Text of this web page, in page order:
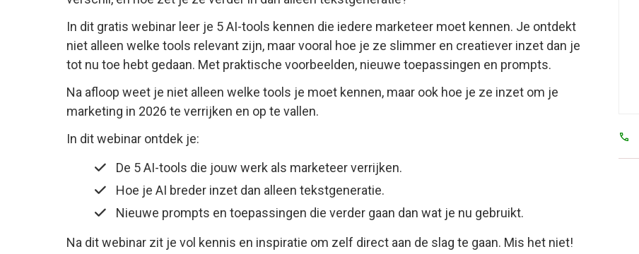
In dit gratis webinar leer je 5 AI-tools kennen die iedere marketeer moet kennen. Je ontdekt
niet alleen welke tools relevant zijn, maar vooral hoe je ze slimmer en creatiever inzet dan je
tot nu toe hebt gedaan. Met praktische voorbeelden, nieuwe toepassingen en prompts.
Na afloop weet je niet alleen welke tools je moet kennen, maar ook hoe je ze inzet om je
marketing in 2026 te verrijken en op te vallen.
In dit webinar ontdek je:
De 5 AI-tools die jouw werk als marketeer verrijken.
Hoe je AI breder inzet dan alleen tekstgeneratie.
Nieuwe prompts en toepassingen die verder gaan dan wat je nu gebruikt.
Na dit webinar zit je vol kennis en inspiratie om zelf direct aan de slag te gaan. Mis het niet!